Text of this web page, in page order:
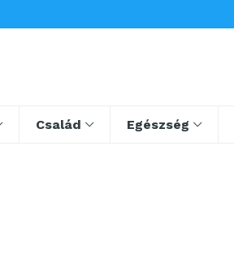
Család Egészség